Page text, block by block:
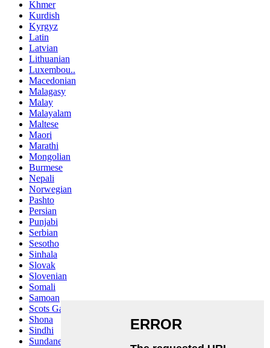
Khmer
Kurdish
Kyrgyz
Latin
Latvian
Lithuanian
Luxembou..
Macedonian
Malagasy
Malay
Malayalam
Maltese
Maori
Marathi
Mongolian
Burmese
Nepali
Norwegian
Pashto
Persian
Punjabi
Serbian
Sesotho
Sinhala
Slovak
Slovenian
Somali
Samoan
Scots Gaelic
Shona
Sindhi
Sundanese